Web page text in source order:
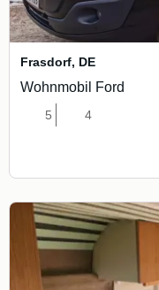
Frasdorf, DE
Wohnmobil Ford
5 4